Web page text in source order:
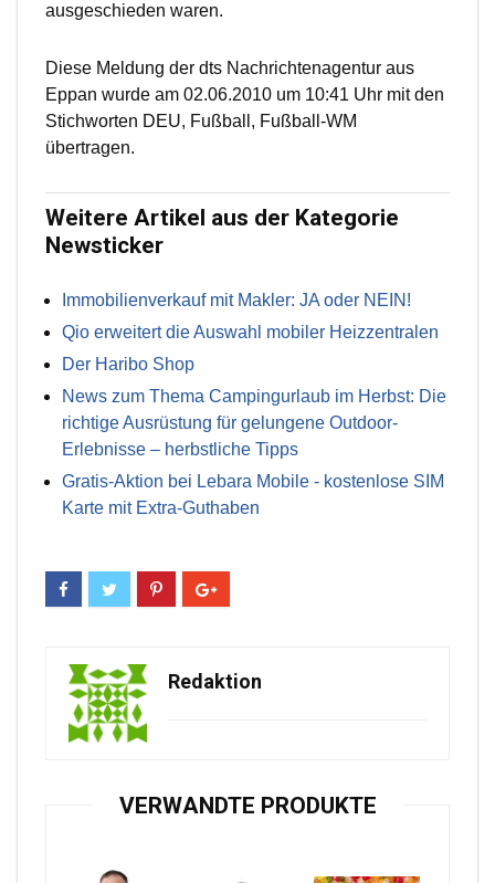
ausgeschieden waren.
Diese Meldung der dts Nachrichtenagentur aus
Eppan wurde am 02.06.2010 um 10:41 Uhr mit den
Stichworten DEU, Fußball, Fußball-WM
übertragen.
Weitere Artikel aus der Kategorie
Newsticker
Immobilienverkauf mit Makler: JA oder NEIN!
Qio erweitert die Auswahl mobiler Heizzentralen
Der Haribo Shop
News zum Thema Campingurlaub im Herbst: Die
richtige Ausrüstung für gelungene Outdoor-
Erlebnisse – herbstliche Tipps
Gratis-Aktion bei Lebara Mobile - kostenlose SIM
Karte mit Extra-Guthaben
Redaktion
VERWANDTE PRODUKTE